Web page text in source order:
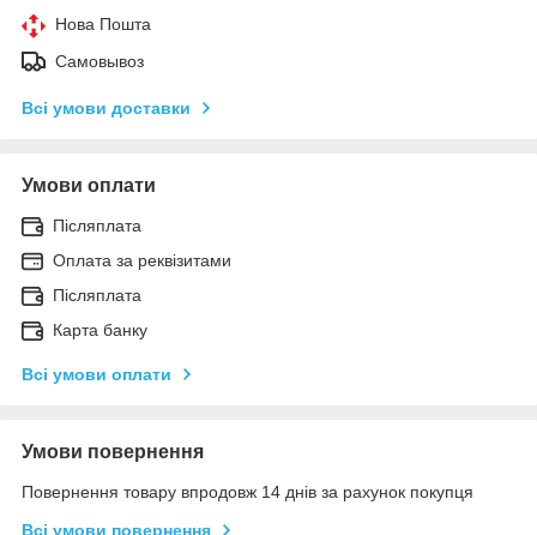
Нова Пошта
Самовывоз
Всі умови доставки
Умови оплати
Післяплата
Оплата за реквізитами
Післяплата
Карта банку
Всі умови оплати
Умови повернення
Повернення товару впродовж 14 днів за рахунок покупця
Всі умови повернення